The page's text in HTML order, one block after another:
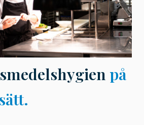
på